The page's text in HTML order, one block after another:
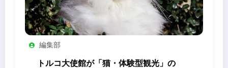
編集部
トルコ大使館が「猫・体験型観光」の